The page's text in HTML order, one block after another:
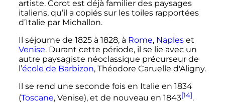
artiste. Corot est déjà familier des paysages
italiens, qu’il a copiés sur les toiles rapportées
d’Italie par Michallon.
Il séjourne de 1825 à 1828, à Rome, Napleset
Venise. Durant cette période, il se lie avec un
autre paysagiste néoclassique précurseur de
l’école de Barbizon, Théodore Caruelle d'Aligny.
Il se rend une seconde fois en Italie en 1834
(Toscane, Venise), et de nouveau en 1843[14].